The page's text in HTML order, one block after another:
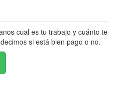
cual es tu trabajo y cuánto te
si está bien pago o no.